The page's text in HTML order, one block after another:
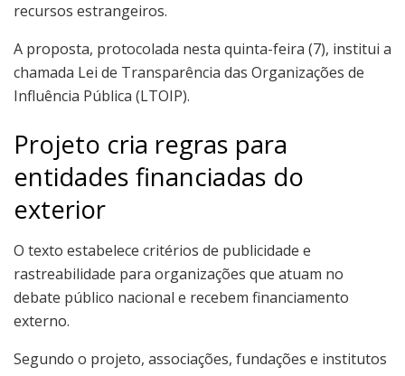
recursos estrangeiros.
A proposta, protocolada nesta quinta-feira (7), institui a
chamada Lei de Transparência das Organizações de
Influência Pública (LTOIP).
Projeto cria regras para
entidades financiadas do
exterior
O texto estabelece critérios de publicidade e
rastreabilidade para organizações que atuam no
debate público nacional e recebem financiamento
externo.
Segundo o projeto, associações, fundações e institutos